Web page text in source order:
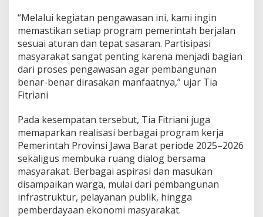
“Melalui kegiatan pengawasan ini, kami ingin
memastikan setiap program pemerintah berjalan
sesuai aturan dan tepat sasaran. Partisipasi
masyarakat sangat penting karena menjadi bagian
dari proses pengawasan agar pembangunan
benar-benar dirasakan manfaatnya,” ujar Tia
Fitriani
Pada kesempatan tersebut, Tia Fitriani juga
memaparkan realisasi berbagai program kerja
Pemerintah Provinsi Jawa Barat periode 2025–2026
sekaligus membuka ruang dialog bersama
masyarakat. Berbagai aspirasi dan masukan
disampaikan warga, mulai dari pembangunan
infrastruktur, pelayanan publik, hingga
pemberdayaan ekonomi masyarakat.